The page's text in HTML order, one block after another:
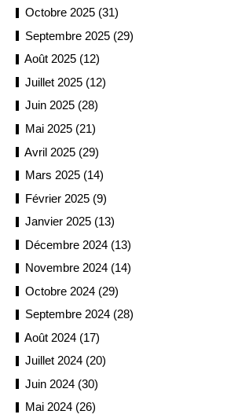
Octobre 2025 (31)
Septembre 2025 (29)
Août 2025 (12)
Juillet 2025 (12)
Juin 2025 (28)
Mai 2025 (21)
Avril 2025 (29)
Mars 2025 (14)
Février 2025 (9)
Janvier 2025 (13)
Décembre 2024 (13)
Novembre 2024 (14)
Octobre 2024 (29)
Septembre 2024 (28)
Août 2024 (17)
Juillet 2024 (20)
Juin 2024 (30)
Mai 2024 (26)